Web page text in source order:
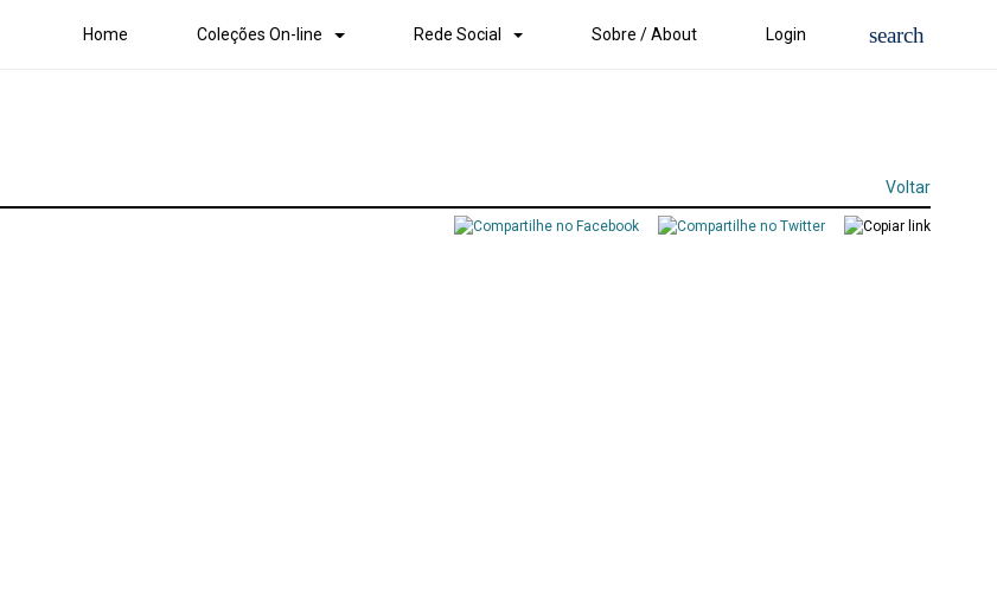
Home Coleções On-line Rede Social Sobre / About Login
Voltar